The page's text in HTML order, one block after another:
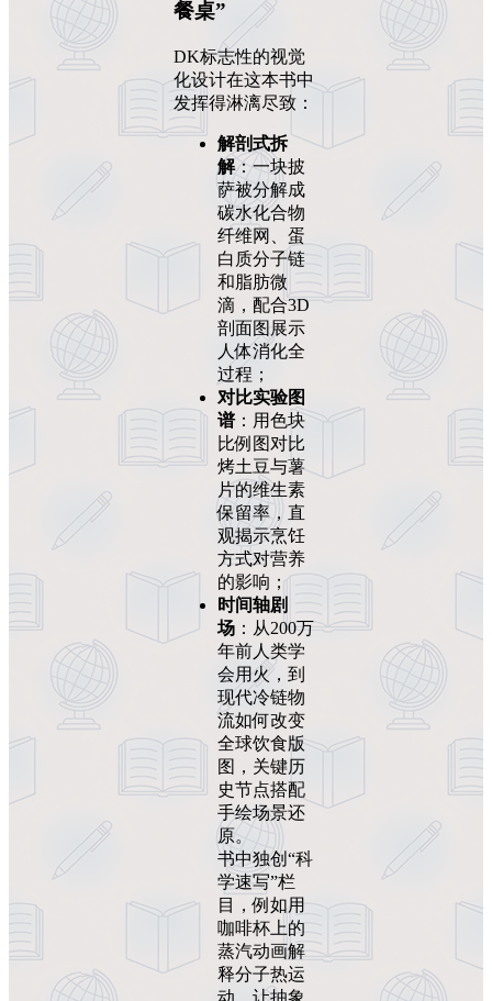
餐桌”
DK标志性的视觉
化设计在这本书中
发挥得淋漓尽致：
解剖式拆
解：一块披
萨被分解成
碳水化合物
纤维网、蛋
白质分子链
和脂肪微
滴，配合3D
剖面图展示
人体消化全
过程；
对比实验图
谱：用色块
比例图对比
烤土豆与薯
片的维生素
保留率，直
观揭示烹饪
方式对营养
的影响；
时间轴剧
场 ：从200万
年前人类学
会用火，到
现代冷链物
流如何改变
全球饮食版
图，关键历
史节点搭配
手绘场景还
原。
书中独创“科
学速写”栏
目，例如用
咖啡杯上的
蒸汽动画解
释分子热运
动，让抽象